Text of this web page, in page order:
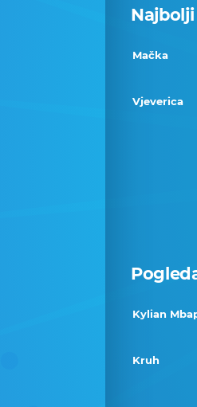
Mačka
Vjeverica
Kylian
Kruh